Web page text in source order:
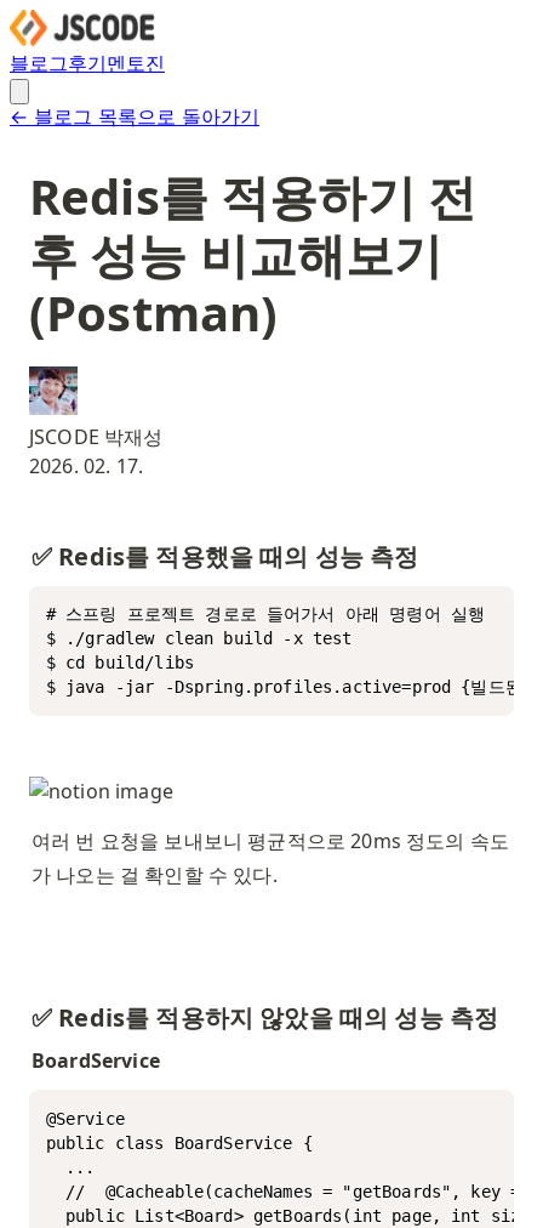
블로그후기멘토진
← 블로그 목록으로 돌아가기
Redis를 적용하기 전
후 성능 비교해보기
(Postman)
JSCODE 박재성
2026. 02. 17.
✅ Redis를 적용했을 때의 성능 측정
# 스프링 프로젝트 경로로 들어가서 아래 명령어 실행
$ ./gradlew clean build -x test
$ cd build/libs
$ java -jar -Dspring.profiles.active=prod {빌드된
여러 번 요청을 보내보니 평균적으로 20ms 정도의 속도
가 나오는 걸 확인할 수 있다.
✅ Redis를 적용하지 않았을 때의 성능 측정
BoardService
@Service
public class BoardService {
  ...
//  @Cacheable(cacheNames = "getBoards", key =
public List<Board> getBoards(int page, int